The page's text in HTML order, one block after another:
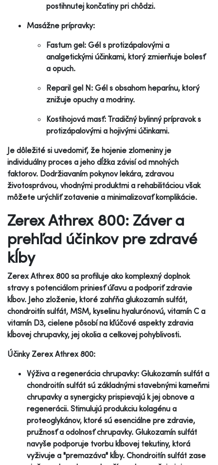
postihnutej končatiny pri chôdzi.
Masážne prípravky:
Fastum gel: Gél s protizápalovými a
analgetickými účinkami, ktorý zmierňuje bolesť
a opuch.
Reparil gel N: Gél s obsahom heparínu, ktorý
znižuje opuchy a modriny.
Kostihojová masť: Tradičný bylinný prípravok s
protizápalovými a hojivými účinkami.
Je dôležité si uvedomiť, že hojenie zlomeniny je
individuálny proces a jeho dĺžka závisí od mnohých
faktorov. Dodržiavaním pokynov lekára, zdravou
životosprávou, vhodnými produktmi a rehabilitáciou však
môžete urýchliť zotavenie a minimalizovať komplikácie.
Zerex Athrex 800: Záver a
prehľad účinkov pre zdravé
kĺby
Zerex Athrex 800 sa profiluje ako komplexný doplnok
stravy s potenciálom priniesť úľavu a podporiť zdravie
kĺbov. Jeho zloženie, ktoré zahŕňa glukozamín sulfát,
chondroitín sulfát, MSM, kyselinu hyalurónovú, vitamín C a
vitamín D3, cielene pôsobí na kľúčové aspekty zdravia
kĺbovej chrupavky, jej okolia a celkovej pohyblivosti.
Účinky Zerex Athrex 800:
Výživa a regenerácia chrupavky: Glukozamín sulfát a
chondroitín sulfát sú základnými stavebnými kameňmi
chrupavky a synergicky prispievajú k jej obnove a
regenerácii. Stimulujú produkciu kolagénu a
proteoglykánov, ktoré sú esenciálne pre zdravie,
pružnosť a odolnosť chrupavky. Glukozamín sulfát
navyše podporuje tvorbu kĺbovej tekutiny, ktorá
vyživuje a "premazáva" kĺby. Chondroitín sulfát zase